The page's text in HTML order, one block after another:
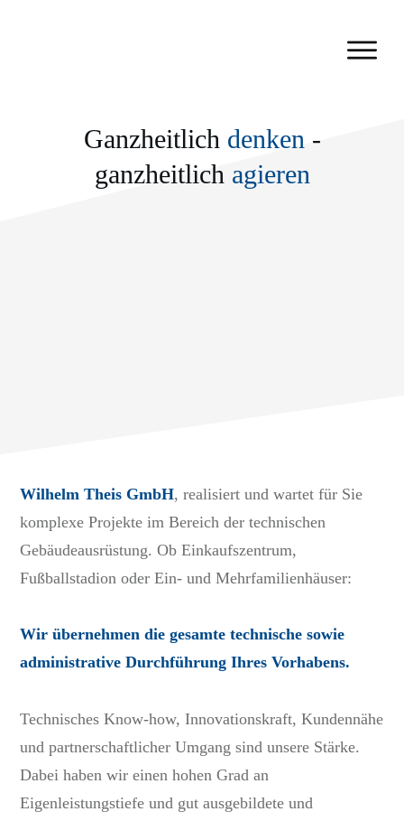
Ganzheitlich denken -
ganzheitlich agieren
Wilhelm Theis GmbH, realisiert und wartet für Sie
komplexe Projekte im Bereich der technischen
Gebäudeausrüstung. Ob Einkaufszentrum,
Fußballstadion oder Ein- und Mehrfamilienhäuser:
Wir übernehmen die gesamte technische sowie
administrative Durchführung Ihres Vorhabens.
Technisches Know-how, Innovationskraft, Kundennähe
und partnerschaftlicher Umgang sind unsere Stärke.
Dabei haben wir einen hohen Grad an
Eigenleistungstiefe und gut ausgebildete und